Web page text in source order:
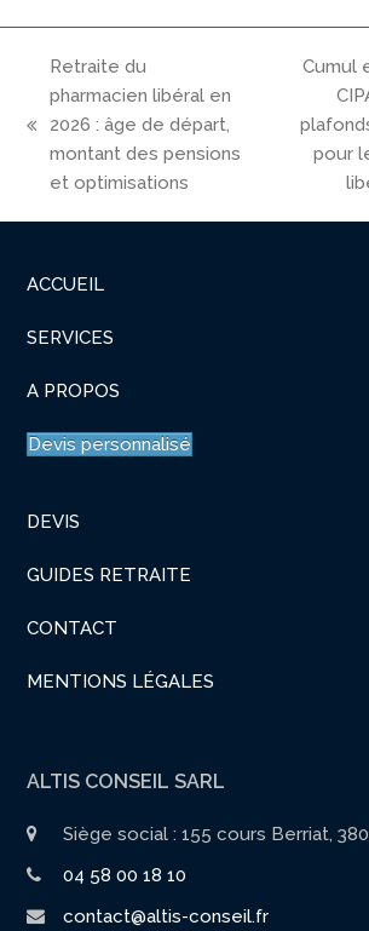
previous
post:
Retraite du
pharmacien libéral en
2026 : âge de départ,
montant des pensions
et optimisations
next
post:
Cumul
pour
ACCUEIL
SERVICES
A PROPOS
Devis personnalisé
DEVIS
GUIDES RETRAITE
CONTACT
MENTIONS LÉGALES
ALTIS CONSEIL SARL
Siège social : 155 cours Berriat,
04 58 00 18 10
contact@altis-conseil.fr